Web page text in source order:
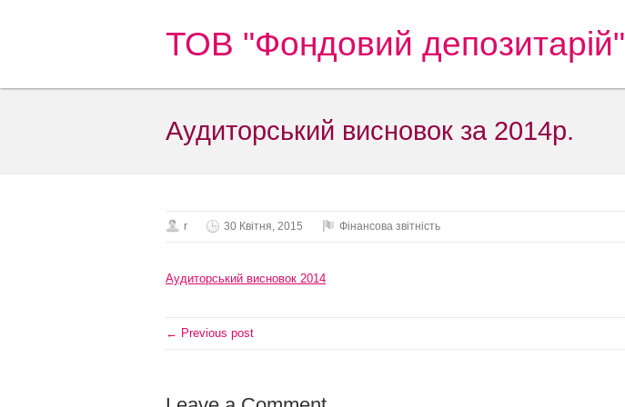
ТОВ "Фондовий депозитарій"
Аудиторський висновок за 2014р.
r 30 Квітня, 2015 Фінансова звітність
Аудиторський висновок 2014
← Previous post